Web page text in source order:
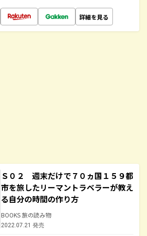
詳細を見る
Ｓ０２ 週末だけで７０ヵ国１５９都
市を旅したリーマントラベラーが教え
る自分の時間の作り方
BOOKS 旅の読み物
2022.07.21 発売